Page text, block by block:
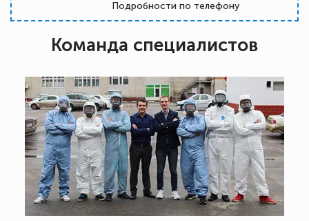
Подробности по телефону
Команда специалистов